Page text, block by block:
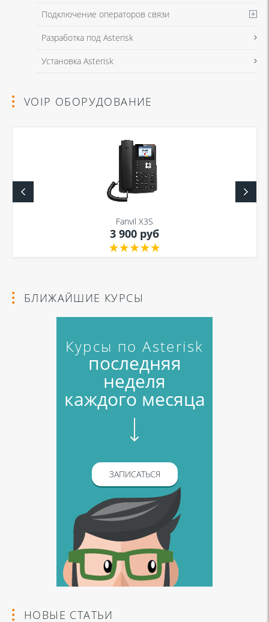
Подключение операторов связи
Разработка под Asterisk
Установка Asterisk
VOIP ОБОРУДОВАНИЕ
Fanvil X3S
3 900 руб
БЛИЖАЙШИЕ КУРСЫ
Курсы по Asterisk
последняя
неделя
каждого месяца
ЗАПИСАТЬСЯ
НОВЫЕ СТАТЬИ